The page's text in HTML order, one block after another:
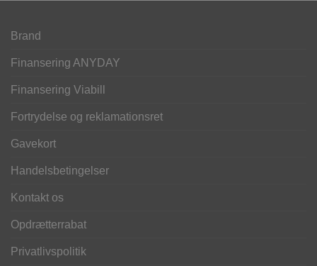
Brand
Finansering ANYDAY
Finansering Viabill
Fortrydelse og reklamationsret
Gavekort
Handelsbetingelser
Kontakt os
Opdrætterrabat
Privatlivspolitik